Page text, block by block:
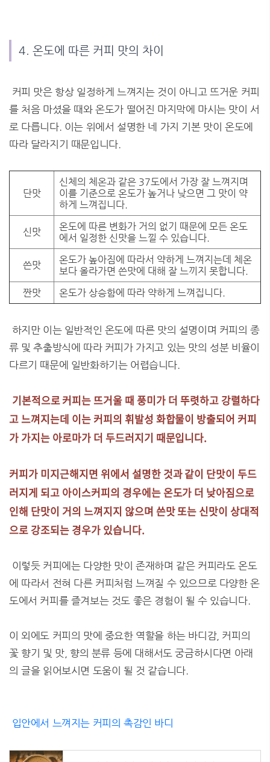
4. 온도에 따른 커피 맛의 차이
커피 맛은 항상 일정하게 느껴지는 것이 아니고 뜨거운 커피
를 처음 마셨을 때와 온도가 떨어진 마지막에 마시는 맛이 서
로 다릅니다. 이는 위에서 설명한 네 가지 기본 맛이 온도에
따라 달라지기 때문입니다.
단맛
신체의 체온과 같은 37도에서 가장 잘 느껴지며
이를 기준으로 온도가 높거나 낮으면 그 맛이 약
하게 느껴집니다.
신맛
온도에 따른 변화가 거의 없기 때문에 모든 온도
에서 일정한 신맛을 느낄 수 있습니다.
쓴맛
온도가 높아짐에 따라서 약하게 느껴지는데 체온
보다 올라가면 쓴맛에 대해 잘 느끼지 못합니다.
짠맛
온도가 상승함에 따라 약하게 느껴집니다.
하지만 이는 일반적인 온도에 따른 맛의 설명이며 커피의 종
류 및 추출방식에 따라 커피가 가지고 있는 맛의 성분 비율이
다르기 때문에 일반화하기는 어렵습니다.
기본적으로 커피는 뜨거울 때 풍미가 더 뚜렷하고 강렬하다
고 느껴지는데 이는 커피의 휘발성 화합물이 방출되어 커피
가 가지는 아로마가 더 두드러지기 때문입니다.
커피가 미지근해지면 위에서 설명한 것과 같이 단맛이 두드
러지게 되고 아이스커피의 경우에는 온도가 더 낮아짐으로
인해 단맛이 거의 느껴지지 않으며 쓴맛 또는 신맛이 상대적
으로 강조되는 경우가 있습니다.
이렇듯 커피에는 다양한 맛이 존재하며 같은 커피라도 온도
에 따라서 전혀 다른 커피처럼 느껴질 수 있으므로 다양한 온
도에서 커피를 즐겨보는 것도 좋은 경험이 될 수 있습니다.
이 외에도 커피의 맛에 중요한 역할을 하는 바디감, 커피의
꽃 향기 및 맛, 향의 분류 등에 대해서도 궁금하시다면 아래
의 글을 읽어보시면 도움이 될 것 같습니다.
입안에서 느껴지는 커피의 촉감인 바디